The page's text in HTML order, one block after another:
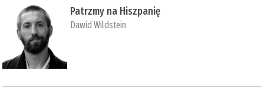
Patrzmy na Hiszpanię
Dawid Wildstein